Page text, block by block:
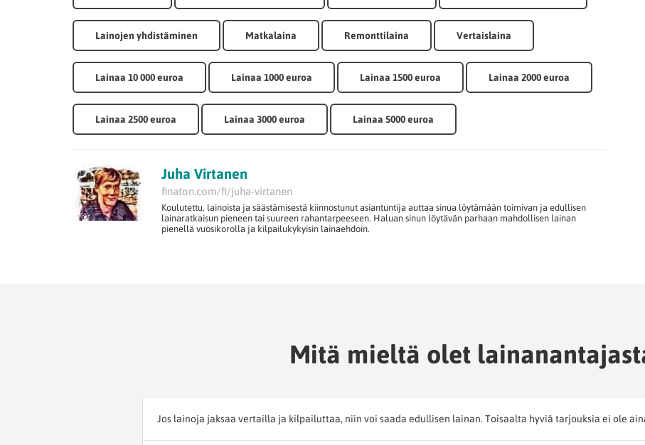
Lainojen yhdistäminen Matkalaina Remonttilaina Vertaislaina
Lainaa 10 000 euroa Lainaa 1000 euroa Lainaa 1500 euroa Lainaa 2000 euroa
Lainaa 2500 euroa Lainaa 3000 euroa Lainaa 5000 euroa
Juha Virtanen
finaton.com/fi/juha-virtanen
Koulutettu, lainoista ja säästämisestä kiinnostunut asiantuntija auttaa sinua löytämään toimivan ja edullisen
lainaratkaisun pieneen tai suureen rahantarpeeseen. Haluan sinun löytävän parhaan mahdollisen lainan
pienellä vuosikorolla ja kilpailukykyisin lainaehdoin.
Mitä mieltä olet
Jos lainoja jaksaa vertailla ja kilpailuttaa, niin voi saada edullisen lainan. Toisaalta hyviä tarjouksia ei ole